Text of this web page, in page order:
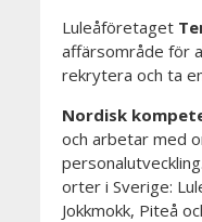
Luleåföretaget
affärsområde för
rekrytera och ta
Nordisk
och arbetar med
orter i Sverige:
Jokkmokk, Piteå